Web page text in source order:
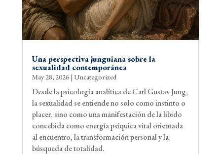
Una perspectiva junguiana sobre la
sexualidad contemporánea
May 28, 2026| Uncategorized
Desde la psicología analítica de Carl Gustav Jung,
la sexualidad se entiende no solo como instinto o
placer, sino como una manifestación de la libido
concebida como energía psíquica vital orientada
al encuentro, la transformación personal y la
búsqueda de totalidad.